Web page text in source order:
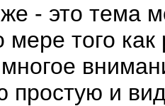
- это тема
того
простую и